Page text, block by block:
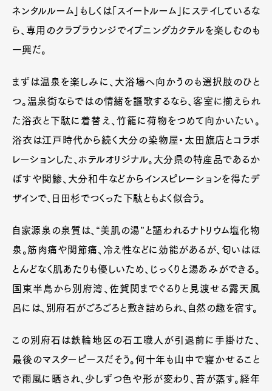
ネンタルルーム」もしくは「スイートルーム」にステイしているな
ら、専用のクラブラウンジでイブニングカクテルを楽しむのも
一興だ。
まずは温泉を楽しみに、大浴場へ向かうのも選択肢のひと
つ。温泉街ならではの情緒を謳歌するなら、客室に揃えられ
た浴衣と下駄に着替え、竹籠に荷物をつめて向かいたい。
浴衣は江戸時代から続く大分の染物屋・太田旗店とコラボ
レーションした、ホテルオリジナル。大分県の特産品であるか
ぼすや関鯵、大分和牛などからインスピレーションを得たデ
ザインで、日田杉でつくった下駄ともよく似合う。
自家源泉の泉質は、“美肌の湯”と謳われるナトリウム塩化物
泉。筋肉痛や関節痛、冷え性などに効能があるが、匂いはほ
とんどなく肌あたりも優しいため、じっくりと湯あみができる。
国東半島から別府湾、佐賀関までぐるりと見渡せる露天風
呂には、別府石がごろごろと敷き詰められ、自然の趣を宿す。
この別府石は鉄輪地区の石工職人が引退前に手掛けた、
最後のマスターピースだそう。何十年も山中で寝かせること
で雨風に晒され、少しずつ色や形が変わり、苔が蒸す。経年